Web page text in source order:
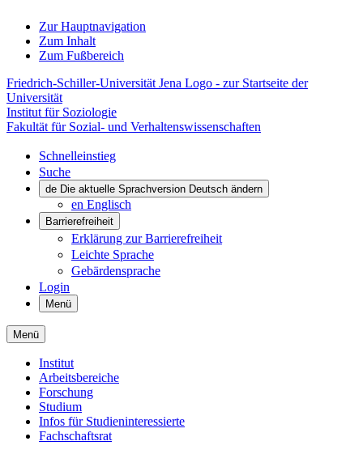
Zur Hauptnavigation
Zum Inhalt
Zum Fußbereich
Friedrich-Schiller-Universität Jena Logo - zur Startseite der
Universität
Institut für Soziologie
Fakultät für Sozial- und Verhaltenswissenschaften
Schnelleinstieg
Suche
de Die aktuelle Sprachversion Deutsch ändern
en Englisch
Barrierefreiheit
Erklärung zur Barrierefreiheit
Leichte Sprache
Gebärdensprache
Login
Menü
Menü
Institut
Arbeitsbereiche
Forschung
Studium
Infos für Studieninteressierte
Fachschaftsrat